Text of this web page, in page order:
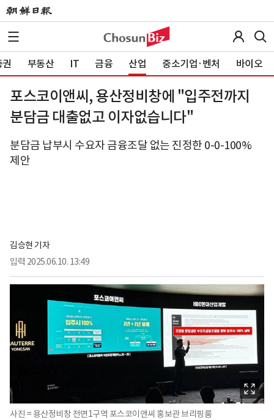
부동산 IT 금융 산업 중소기업·벤처 바이오
포스코이앤씨, 용산정비창에 "입주전까지
분담금 대출없고 이자없습니다"
분담금 납부시 수요자 금융조달 없는 진정한 0-0-100%
제안
김승현 기자
입력 2025.06.10. 13:49
사진 = 용산정비창 전면1구역 포스코이앤씨 홍보관 브리핑룸